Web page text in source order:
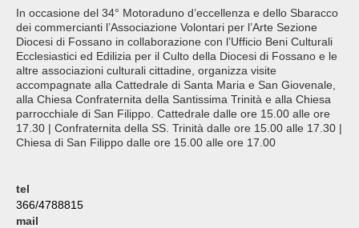
CONTATTI
PRESS
In occasione del 34° Motoraduno d’eccellenza e dello Sbaracco
dei commercianti l’Associazione Volontari per l’Arte Sezione
Diocesi di Fossano in collaborazione con l’Ufficio Beni Culturali
Ecclesiastici ed Edilizia per il Culto della Diocesi di Fossano e le
altre associazioni culturali cittadine, organizza visite
accompagnate alla Cattedrale di Santa Maria e San Giovenale,
alla Chiesa Confraternita della Santissima Trinità e alla Chiesa
parrocchiale di San Filippo. Cattedrale dalle ore 15.00 alle ore
17.30 | Confraternita della SS. Trinità dalle ore 15.00 alle 17.30 |
Chiesa di San Filippo dalle ore 15.00 alle ore 17.00
tel
366/4788815
mail